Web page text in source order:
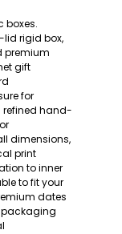
boxes.
lid rigid box,
premium
gift
for
refined hand-
dimensions,
print
to inner
to fit your
dates